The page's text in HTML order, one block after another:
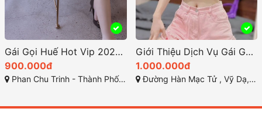
Gái Gọi Huế Hot Vip 2025: Xu Hướng Nóng Bỏng
900.000đ
Phan Chu Trinh - Thành Phố Huế
Giới Thiệu Dịch Vụ Gái Gọi TP Huế Hot Vip 2025
1.000.000đ
Đường Hàn Mạc Tử , Vỹ Dạ, TP Huế